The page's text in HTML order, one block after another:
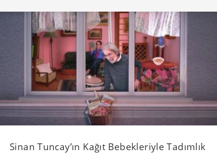
Sinan Tuncay’ın Kağıt Bebekleriyle Tadımlık
Yeni Yıl Halleri
Yönetmenliğini Sinan Tuncay’ın gerçekleştirdiği Tadım’ın
yılbaşı kampanyasında her evde farklı hikayelerle karton
bebekler yer alıyor.
6 yıl önce REKLAM